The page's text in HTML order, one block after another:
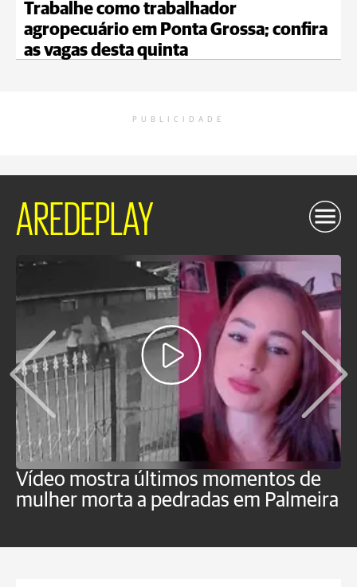
Trabalhe como trabalhador
agropecuário em Ponta Grossa; confira
as vagas desta quinta
PUBLICIDADE
AREDEPLAY
Vídeo mostra últimos momentos de
mulher morta a pedradas em Palmeira